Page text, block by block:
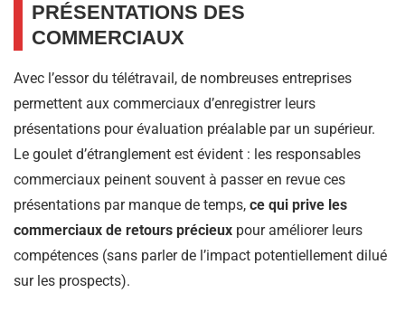
PRÉSENTATIONS DES
COMMERCIAUX
Avec l’essor du télétravail, de nombreuses entreprises
permettent aux commerciaux d’enregistrer leurs
présentations pour évaluation préalable par un supérieur.
Le goulet d’étranglement est évident : les responsables
commerciaux peinent souvent à passer en revue ces
présentations par manque de temps, ce qui prive les
commerciaux de retours précieux pour améliorer leurs
compétences (sans parler de l’impact potentiellement dilué
sur les prospects).